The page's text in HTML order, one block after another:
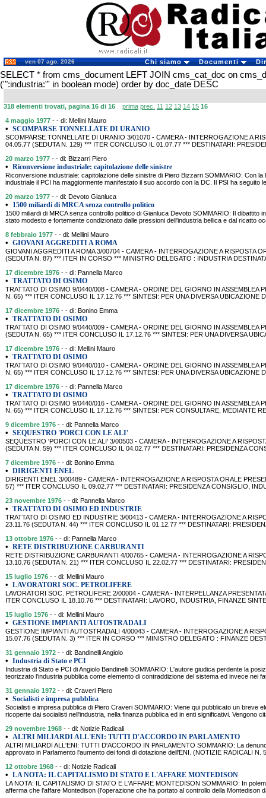
ven 07 ago. 2026 Chi siamo Documenti
SELECT * from cms_document LEFT JOIN cms_cat_doc on
('":industria:"' in boolean mode) order by doc_date DESC
318 elementi trovati, pagina 16 di 16 prima prec. 11 12 13 14 15 16
4 maggio 1977 - - di: Mellini Mauro
• SCOMPARSE TONNELLATE DI URANIO
SCOMPARSE TONNELLATE DI URANIO 3/01070 - CAMERA - INTERROGAZIONE A
04.05.77 (SEDUTA N. 129) *** ITER CONCLUSO IL 01.07.77 *** DESTINATARI:
20 marzo 1977 - - di: Bizzarri Piero
• Riconversione industriale: capitolazione delle sinistre
Riconversione industriale: capitolazione delle sinistre di Piero Bizzarri SOMMARIO: Con la
industriale il PCI ha maggiormente manifestato il suo accordo con la DC. Il PSI ha seguito
20 marzo 1977 - - di: Devoto Gianluca
• 1500 miliardi di MRCA senza controllo politico
1500 miliardi di MRCA senza controllo politico di Gianluca Devoto SOMMARIO: Il dibattito
stato modesto e fortemente condizionato dalle pressioni dell'industria bellica e dal ricatto
8 febbraio 1977 - - di: Mellini Mauro
• GIOVANI AGGREDITI A ROMA
GIOVANI AGGREDITI A ROMA 3/00704 - CAMERA - INTERROGAZIONE A RISPOSTA
(SEDUTA N. 87) *** ITER IN CORSO *** MINISTRO DELEGATO : INDUSTRIA
17 dicembre 1976 - - di: Pannella Marco
• TRATTATO DI OSIMO
TRATTATO DI OSIMO 9/0440/008 - CAMERA - ORDINE DEL GIORNO IN ASSEMBLEA
N. 65) *** ITER CONCLUSO IL 17.12.76 *** SINTESI: PER UNA DIVERSA UBICAZIONE
17 dicembre 1976 - - di: Bonino Emma
• TRATTATO DI OSIMO
TRATTATO DI OSIMO 9/0440/009 - CAMERA - ORDINE DEL GIORNO IN ASSEMBLEA
(SEDUTA N. 65) *** ITER CONCLUSO IL 17.12.76 *** SINTESI: PER UNA DIVERSA
17 dicembre 1976 - - di: Mellini Mauro
• TRATTATO DI OSIMO
TRATTATO DI OSIMO 9/0440/010 - CAMERA - ORDINE DEL GIORNO IN ASSEMBLEA
N. 65) *** ITER CONCLUSO IL 17.12.76 *** SINTESI: PER UNA DIVERSA UBICAZIONE
17 dicembre 1976 - - di: Pannella Marco
• TRATTATO DI OSIMO
TRATTATO DI OSIMO 9/0440/016 - CAMERA - ORDINE DEL GIORNO IN ASSEMBLEA
N. 65) *** ITER CONCLUSO IL 17.12.76 *** SINTESI: PER CONSULTARE, MEDIANTE
9 dicembre 1976 - - di: Pannella Marco
• SEQUESTRO 'PORCI CON LE ALI'
SEQUESTRO 'PORCI CON LE ALI' 3/00503 - CAMERA - INTERROGAZIONE A
(SEDUTA N. 59) *** ITER CONCLUSO IL 04.02.77 *** DESTINATARI: PRESIDENZA
7 dicembre 1976 - - di: Bonino Emma
• DIRIGENTI ENEL
DIRIGENTI ENEL 3/00489 - CAMERA - INTERROGAZIONE A RISPOSTA ORALE
57) *** ITER CONCLUSO IL 09.02.77 *** DESTINATARI: PRESIDENZA CONSIGLIO,
23 novembre 1976 - - di: Pannella Marco
• TRATTATO DI OSIMO ED INDUSTRIE
TRATTATO DI OSIMO ED INDUSTRIE 3/00413 - CAMERA - INTERROGAZIONE A
23.11.76 (SEDUTA N. 44) *** ITER CONCLUSO IL 01.12.77 *** DESTINATARI:
13 ottobre 1976 - - di: Pannella Marco
• RETE DISTRIBUZIONE CARBURANTI
RETE DISTRIBUZIONE CARBURANTI 4/00765 - CAMERA - INTERROGAZIONE A
13.10.76 (SEDUTA N. 21) *** ITER CONCLUSO IL 22.02.77 *** DESTINATARI:
15 luglio 1976 - - di: Mellini Mauro
• LAVORATORI SOC. PETROLIFERE
LAVORATORI SOC. PETROLIFERE 2/00004 - CAMERA - INTERPELLANZA
ITER CONCLUSO IL 18.10.76 *** DESTINATARI: LAVORO, INDUSTRIA, FINANZE
15 luglio 1976 - - di: Mellini Mauro
• GESTIONE IMPIANTI AUTOSTRADALI
GESTIONE IMPIANTI AUTOSTRADALI 4/00043 - CAMERA - INTERROGAZIONE A
15.07.76 (SEDUTA N. 3) *** ITER IN CORSO *** MINISTRO DELEGATO : FINANZE
31 gennaio 1972 - - di: Bandinelli Angiolo
• Industria di Stato e PCI
Industria di Stato e PCI di Angiolo Bandinelli SOMMARIO: L'autore giudica perdente la
teorizzato l'industria pubblica come elemento di contraddizione del sistema ed invece nei
31 gennaio 1972 - - di: Craveri Piero
• Socialisti e impresa pubblica
Socialisti e impresa pubblica di Piero Craveri SOMMARIO: Viene qui pubblicato un breve
ricoperte dai socialisti nell'industria, nella finanza pubblica ed in enti significativi. Vengono
29 novembre 1968 - - di: Notizie Radicali
• ALTRI MILIARDI ALL'ENI: TUTTI D'ACCORDO IN PARLAMENTO
ALTRI MILIARDI ALL'ENI: TUTTI D'ACCORDO IN PARLAMENTO SOMMARIO: La
approvato in Parlamento l'aumento dei fondi di dotazione dell'ENI. (NOTIZIE RADICALI N.
12 ottobre 1968 - - di: Notizie Radicali
• LA NOTA: IL CAPITALISMO DI STATO E L'AFFARE MONTEDISON
LA NOTA: IL CAPITALISMO DI STATO E L'AFFARE MONTEDISON SOMMARIO: In
afferma che l'affare Montedison (l'operazione che ha portato al controllo della Montedison